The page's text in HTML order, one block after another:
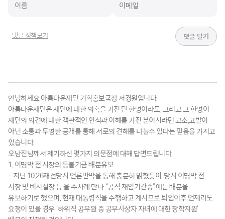
안녕하세요 아름다운재단 기획홍보국장 서경원입니다.
아름다운재단은 재단에 대한 의혹을 가진 단 한명이라도, 그리고 그 한명이
재단의 의견에 대한 객관적인 인식과 이해를 가진 분이시라면 고소,고발이
아닌 소통과 투명한 공개를 통해 서로의 견해를 나눌수 있다는 믿음을 가지고
있습니다.
오남진님께서 제기하신 몇가지 의문점에 대해 답변드립니다.
1. 이명박 전 시장의 등불기금 배분유보
– 지난 10.26재선당시 언론반박을 통해 충분히 밝혔듯이, 당시 이명박 전
시장 및 비서실장 등 을 수차례 만나 “공직 재임기간중”에는 배분을
유보하기로 했으며, 현재 대통령직을 수행하고 계시므로 퇴임이후 언제라도
요청이 있을 경우 ‘하위직 공무원 중 공무사상자 자녀에 대한 장학지원’
댓글 정책보기